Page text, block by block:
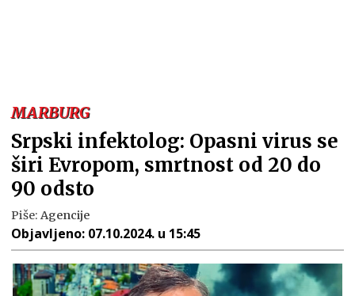
MARBURG
Srpski infektolog: Opasni virus se
širi Evropom, smrtnost od 20 do
90 odsto
Piše: Agencije
Objavljeno: 07.10.2024. u 15:45